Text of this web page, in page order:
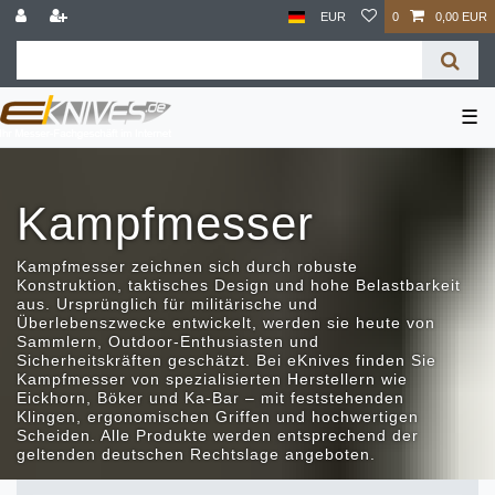
EUR 0 0,00 EUR
☰
Kampfmesser
Kampfmesser zeichnen sich durch robuste
Konstruktion, taktisches Design und hohe Belastbarkeit
aus. Ursprünglich für militärische und
Überlebenszwecke entwickelt, werden sie heute von
Sammlern, Outdoor-Enthusiasten und
Sicherheitskräften geschätzt. Bei eKnives finden Sie
Kampfmesser von spezialisierten Herstellern wie
Eickhorn, Böker und Ka-Bar – mit feststehenden
Klingen, ergonomischen Griffen und hochwertigen
Scheiden. Alle Produkte werden entsprechend der
geltenden deutschen Rechtslage angeboten.